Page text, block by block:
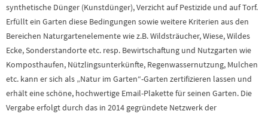
synthetische Dünger (Kunstdünger), Verzicht auf Pestizide und auf Torf.
Erfüllt ein Garten diese Bedingungen sowie weitere Kriterien aus den
Bereichen Naturgartenelemente wie z.B. Wildsträucher, Wiese, Wildes
Ecke, Sonderstandorte etc. resp. Bewirtschaftung und Nutzgarten wie
Komposthaufen, Nützlingsunterkünfte, Regenwassernutzung, Mulchen
etc. kann er sich als „Natur im Garten“-Garten zertifizieren lassen und
erhält eine schöne, hochwertige Email-Plakette für seinen Garten. Die
Vergabe erfolgt durch das in 2014 gegründete Netzwerk der